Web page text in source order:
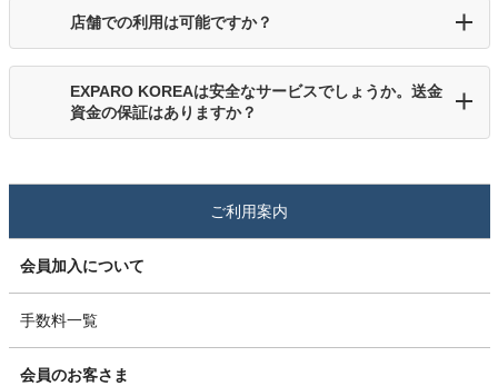
店舗での利用は可能ですか？
EXPARO KOREAは安全なサービスでしょうか。送金
資金の保証はありますか？
ご利用案内
会員加入について
手数料一覧
会員のお客さま